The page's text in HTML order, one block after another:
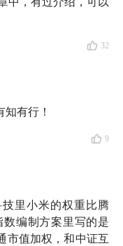
32
有行！
9
里小米的权重比腾
编制方案里写的是
市值加权，和中证互